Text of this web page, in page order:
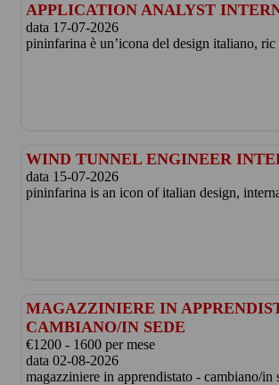
APPLICATION ANALYST
data 17-07-2026
pininfarina è un’icona del design italiano, ric
WIND TUNNEL ENGINEER
data 15-07-2026
pininfarina is an icon of italian design,
MAGAZZINIERE IN
CAMBIANO/IN SEDE
€1200 - 1600 per mese
data 02-08-2026
magazziniere in apprendistato - cambiano/in